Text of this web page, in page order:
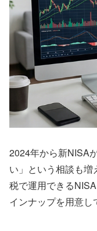
2024年から新NISA
い」という相談も
税で運用できる
インナップを用意し